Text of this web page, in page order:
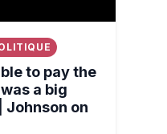
to pay the
a big
Johnson on